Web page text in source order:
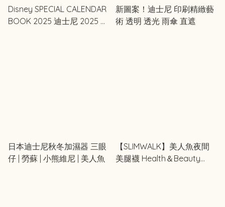
Disney SPECIAL CALENDAR
BOOK 2025 迪士尼 2025 年
新圖案！迪士尼 印刷精緻藝
術 透明 透光 雨傘 直遮
日本迪士尼秋冬加濕器 三眼
仔 | 勞蘇 | 小熊維尼 | 美人魚
【SLIMWALK】美人魚夜間
美腿襪 Health＆Beauty